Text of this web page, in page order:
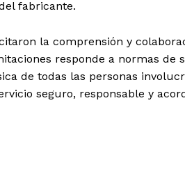
fabricante.
la comprensión y
responde a normas de
de todas las personas
seguro, responsable y